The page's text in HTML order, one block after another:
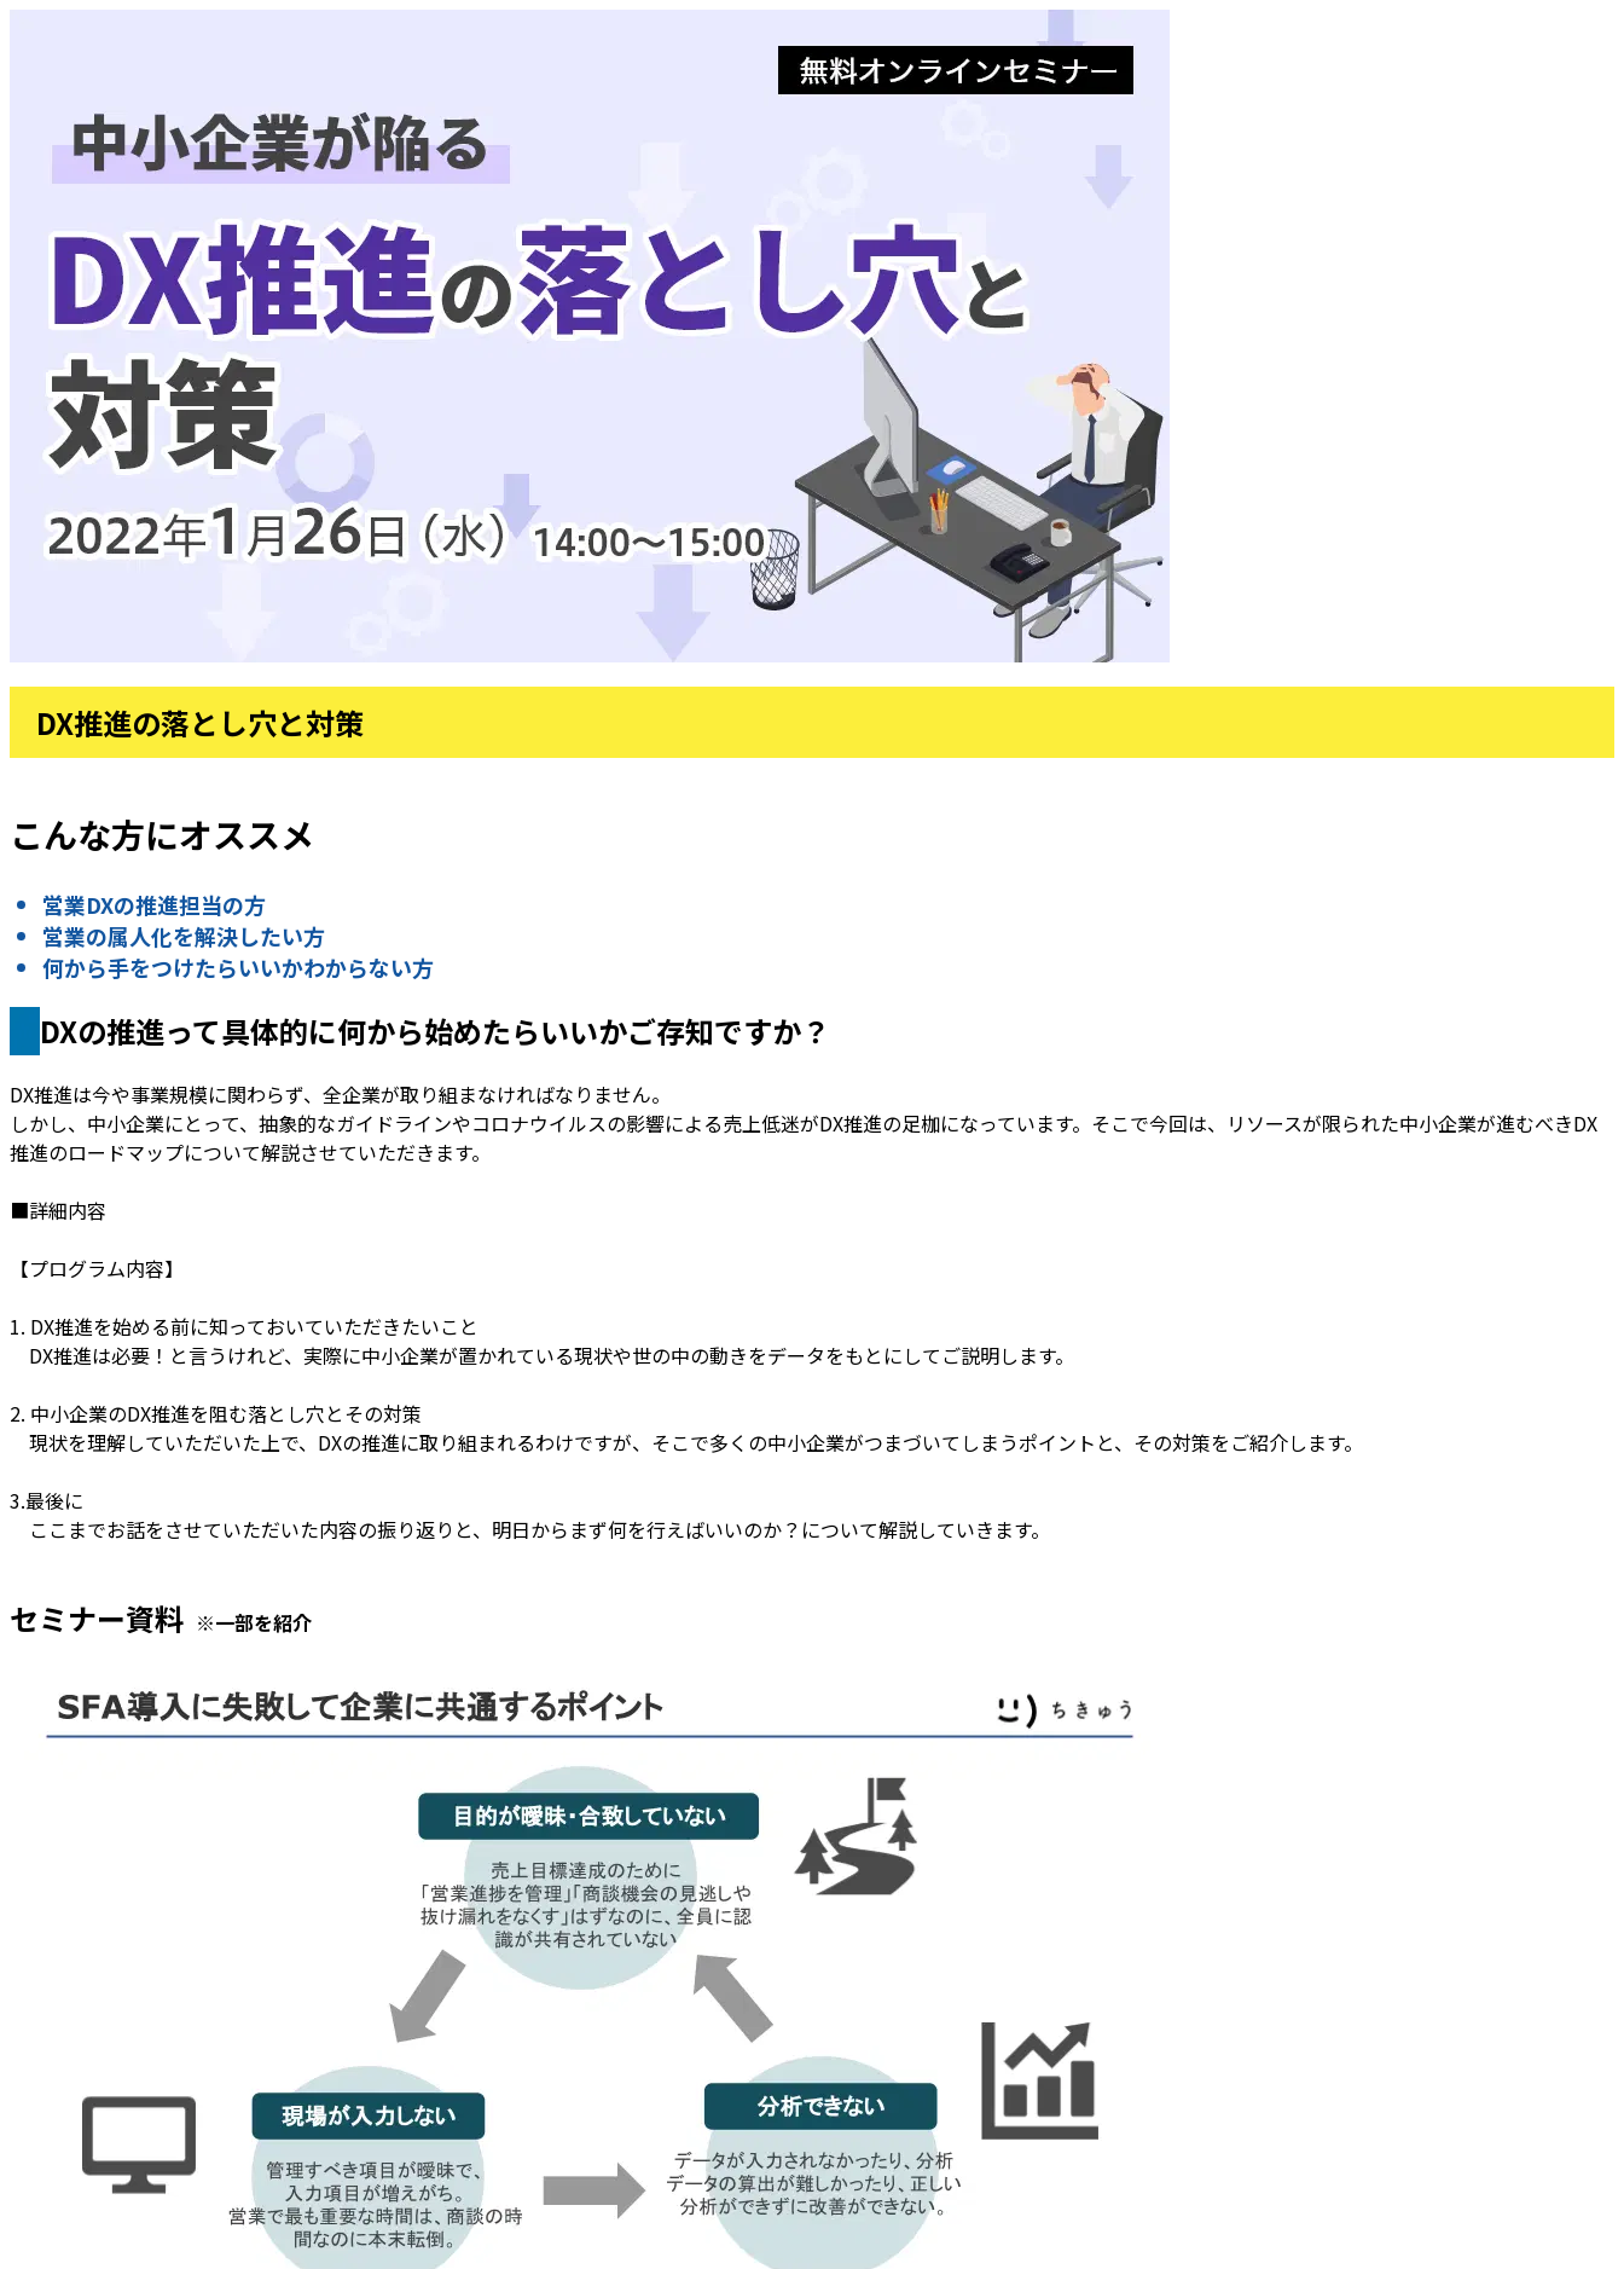
DX推進の落とし穴と対策
こんな方にオススメ
営業DXの推進担当の方
営業の属人化を解決したい方
何から手をつけたらいいかわからない方
DXの推進って具体的に何から始めたらいいかご存知ですか？
DX推進は今や事業規模に関わらず、全企業が取り組まなければなりません。
しかし、中小企業にとって、抽象的なガイドラインやコロナウイルスの影響による売上低迷がDX推進の足枷になっています。そこで今回は、リソースが限られた中小企業が進むべきDX
推進のロードマップについて解説させていただきます。
■詳細内容
【プログラム内容】
1. DX推進を始める前に知っておいていただきたいこと
DX推進は必要！と言うけれど、実際に中小企業が置かれている現状や世の中の動きをデータをもとにしてご説明します。
2. 中小企業のDX推進を阻む落とし穴とその対策
現状を理解していただいた上で、DXの推進に取り組まれるわけですが、そこで多くの中小企業がつまづいてしまうポイントと、その対策をご紹介します。
3.最後に
ここまでお話をさせていただいた内容の振り返りと、明日からまず何を行えばいいのか？について解説していきます。
セミナー資料 ※一部を紹介